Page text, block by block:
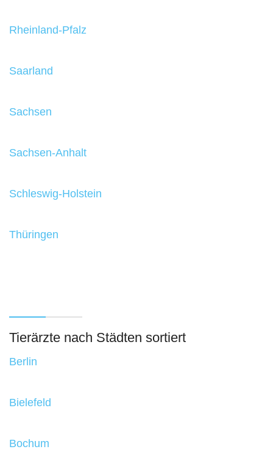
Rheinland-Pfalz
Saarland
Sachsen
Sachsen-Anhalt
Schleswig-Holstein
Thüringen
Tierärzte nach Städten sortiert
Berlin
Bielefeld
Bochum